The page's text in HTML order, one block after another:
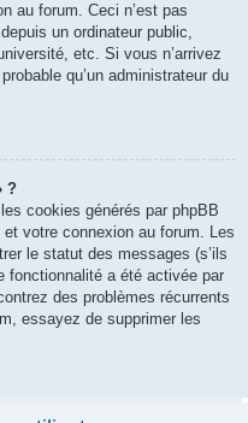
au forum. Ceci n’est pas
un ordinateur public,
etc. Si vous n’arrivez
qu’un administrateur du
?
cookies générés par phpBB
votre connexion au forum. Les
le statut des messages (s’ils
fonctionnalité a été activée par
des problèmes récurrents
essayez de supprimer les